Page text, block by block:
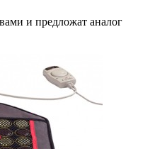
и предложат аналог